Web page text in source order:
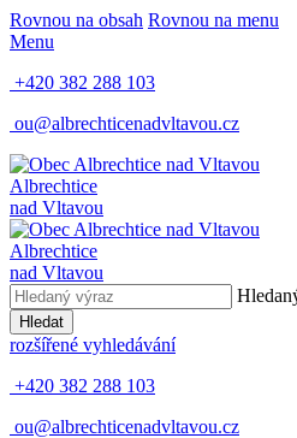
Rovnou na obsah Rovnou na menu
Menu
+420 382 288 103
ou@albrechticenadvltavou.cz
Albrechtice
nad Vltavou
Albrechtice
nad Vltavou
Hledat
rozšířené vyhledávání
+420 382 288 103
ou@albrechticenadvltavou.cz